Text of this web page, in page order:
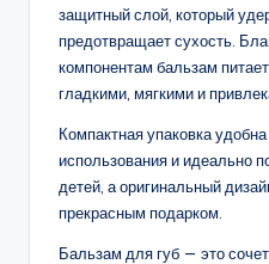
защитный слой, который
предотвращает сухость.
компонентам бальзам
гладкими, мягкими и
Компактная упаковка
использования и идеально
детей, а оригинальный
прекрасным подарком.
Бальзам для губ — это